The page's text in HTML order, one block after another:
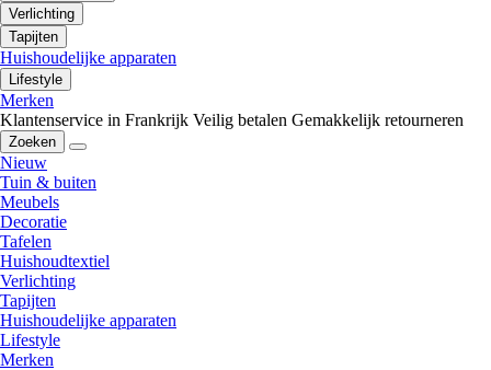
Verlichting
Tapijten
Huishoudelijke apparaten
Lifestyle
Merken
Klantenservice in Frankrijk Veilig betalen Gemakkelijk retourneren
Zoeken
Nieuw
Tuin & buiten
Meubels
Decoratie
Tafelen
Huishoudtextiel
Verlichting
Tapijten
Huishoudelijke apparaten
Lifestyle
Merken